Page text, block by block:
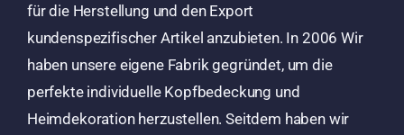
für die Herstellung und den Export
kundenspezifischer Artikel anzubieten. In 2006 Wir
haben unsere eigene Fabrik gegründet, um die
perfekte individuelle Kopfbedeckung und
Heimdekoration herzustellen. Seitdem haben wir